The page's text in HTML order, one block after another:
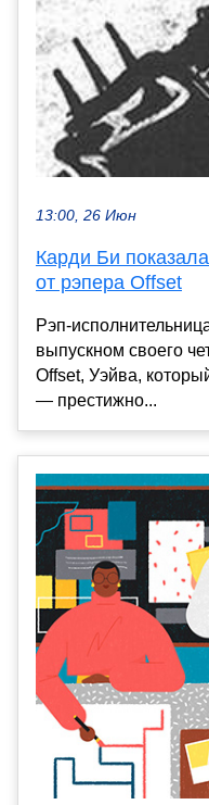
13:00, 26 Июн
Карди Би
от рэпера Offset
Рэп-
выпускном своего
Offset, Уэйва,
— престижно...